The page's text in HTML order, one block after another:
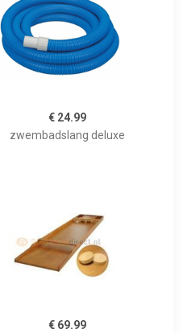
€ 24.99
zwembadslang deluxe
€ 69.99